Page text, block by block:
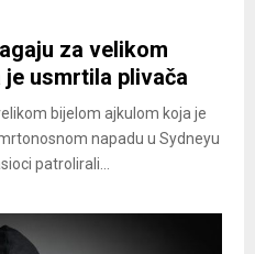
za velikom
usmrtila plivača
bijelom ajkulom koja je
napadu u Sydneyu
patrolirali...